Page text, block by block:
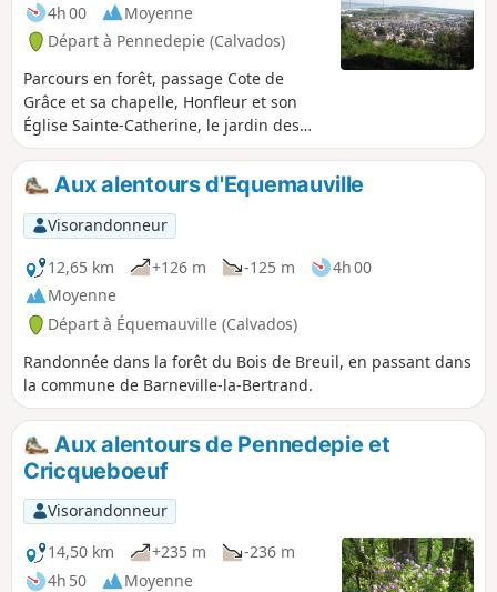
4h 00
Moyenne
Départ à Pennedepie (Calvados)
Parcours en forêt, passage Cote de
Grâce et sa chapelle, Honfleur et son
Église Sainte-Catherine, le jardin des
personnalités, promenade sur la plage
et retour dans le bois avec ses
rhododendrons.
Aux alentours d'Equemauville
Visorandonneur
12,65 km
+126 m -125 m
4h 00
Moyenne
Départ à Équemauville (Calvados)
Randonnée dans la forêt du Bois de Breuil, en passant dans
la commune de Barneville-la-Bertrand.
Aux alentours de Pennedepie et
Cricqueboeuf
Visorandonneur
14,50 km
+235 m
-236 m
4h 50
Moyenne